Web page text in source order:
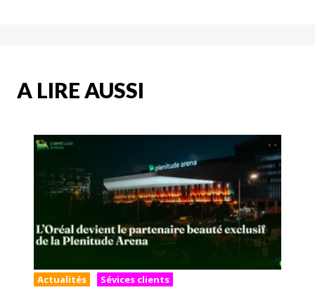
A LIRE AUSSI
Actualités Sévices clients